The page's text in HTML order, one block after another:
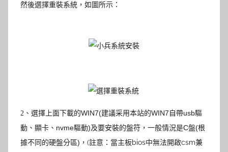
然後選擇重裝系統， 如圖所示：
2 、 選擇上面下載的WIN7(建議采用本站的WIN7自帶usb驅
動、顯卡、nvme驅動)及要安裝的盤符，一般情況是C盤(根
據不同的硬盤分區) ， (註意：當主板bios中無法開啟csm兼